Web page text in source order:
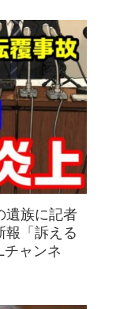
遺族に記者
「訴える
ャンネ